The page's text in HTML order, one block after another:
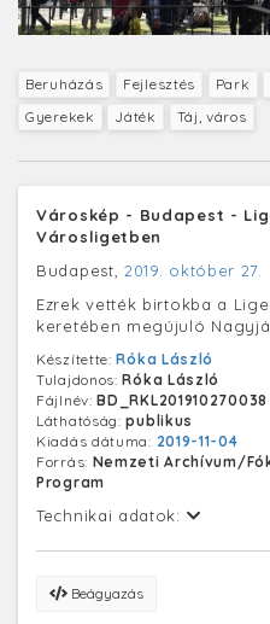
Beruházás Fejlesztés Park
Gyerekek
Játék Táj, város
Városkép - Budapest -
Városligetben
Budapest, 2019. október 27.
Ezrek vették birtokba a
keretében megújuló
Készítette:Róka László
Tulajdonos:Róka László
Fájlnév:BD_RKL201910270038
Láthatóság:publikus
Kiadás dátuma: 2019-11-04
Forrás: Nemzeti Archívum/
Program
Technikai adatok:
Beágyazás